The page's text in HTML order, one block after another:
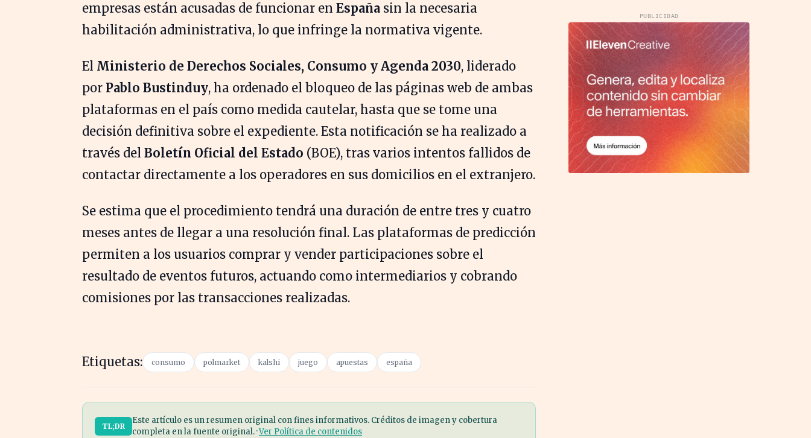
empresas están acusadas de funcionar en España sin la necesaria
habilitación administrativa, lo que infringe la normativa vigente.
El Ministerio de Derechos Sociales, Consumo y Agenda 2030, liderado
por Pablo Bustinduy, ha ordenado el bloqueo de las páginas web de ambas
plataformas en el país como medida cautelar, hasta que se tome una
decisión definitiva sobre el expediente. Esta notificación se ha realizado a
través del Boletín Oficial del Estado (BOE), tras varios intentos fallidos de
contactar directamente a los operadores en sus domicilios en el extranjero.
Se estima que el procedimiento tendrá una duración de entre tres y cuatro
meses antes de llegar a una resolución final. Las plataformas de predicción
permiten a los usuarios comprar y vender participaciones sobre el
resultado de eventos futuros, actuando como intermediarios y cobrando
comisiones por las transacciones realizadas.
Etiquetas: consumo polmarket kalshi juego apuestas españa
TL;DR
Este artículo es un resumen original con fines informativos. Créditos de imagen y cobertura
completa en la fuente original. ·Ver Política de contenidos
PUBLICIDAD